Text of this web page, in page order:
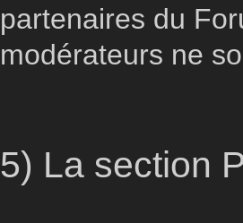
partenaires du
modérateurs ne
5) La section